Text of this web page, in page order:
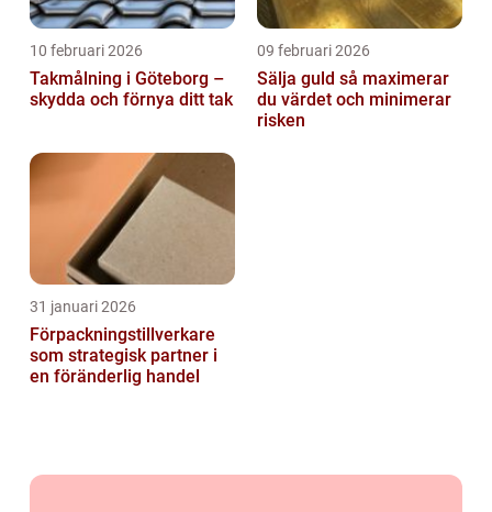
10 februari 2026
Takmålning i Göteborg –
skydda och förnya ditt tak
09 februari 2026
Sälja guld så maximerar
du värdet och minimerar
risken
31 januari 2026
Förpackningstillverkare
som strategisk partner i
en föränderlig handel